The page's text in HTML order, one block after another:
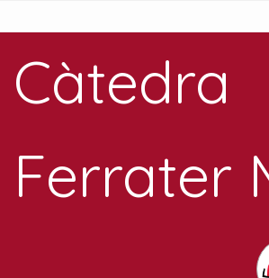
Càtedra
Ferrater